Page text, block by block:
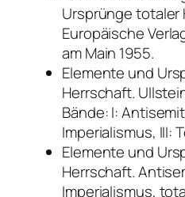
Ursprünge totaler
Europäische
am Main 1955.
Elemente und
Herrschaft.
Bände: I:
Imperialismus, III:
Elemente und
Herrschaft.
Imperialismus,